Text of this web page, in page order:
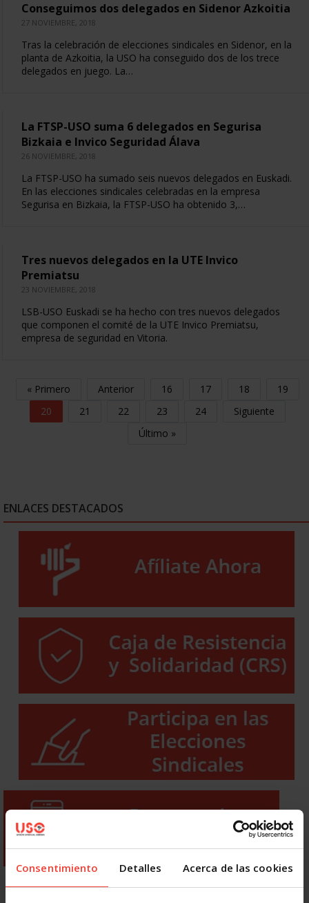
Consentimiento Detalles Acerca de las cookies
Conseguimos dos delegados en Sidenor Azkoitia
27 NOVIEMBRE, 2018
Tras la celebración de elecciones sindicales en Sidenor, en la
planta de Azkoitia, la USO ha conseguido dos de los trece
delegados en juego. La…
La FTSP-USO suma 6 delegados en Segurisa
Bizkaia e Invico Seguridad Álava
26 NOVIEMBRE, 2018
La FTSP-USO ha sumado seis nuevos delegados en Euskadi.
En las elecciones sindicales celebradas en la empresa
Segurisa en Bizkaia, la FTSP-USO ha obtenido 3,…
Tres nuevos delegados en la UTE Invico
Premiatsu
23 NOVIEMBRE, 2018
LSB-USO Euskadi se ha hecho con tres nuevos delegados
que componen el comité de la UTE Invico Premiatsu,
empresa de seguridad en Vitoria.
« Primero Anterior 16 17 18
19
20
21 22 23 24
Siguiente
Último »
ENLACES DESTACADOS